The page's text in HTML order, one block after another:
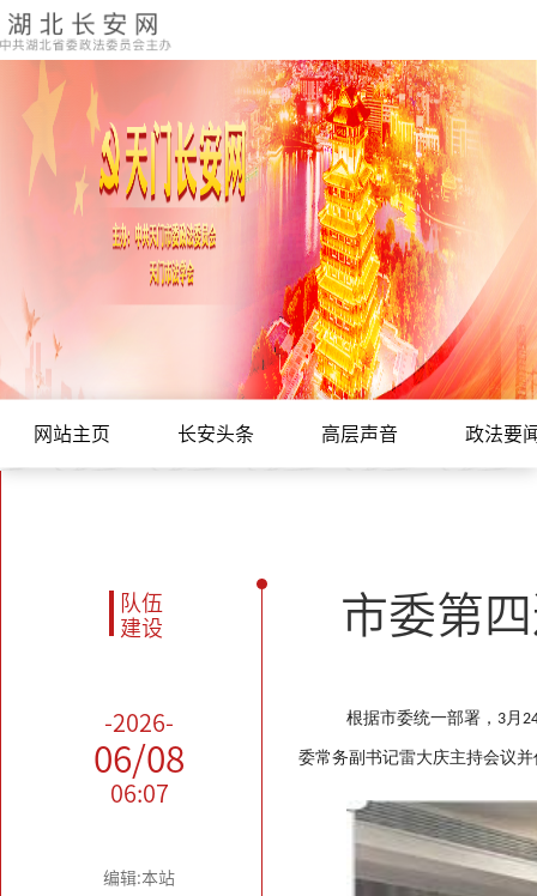
网站主页 长安头条 高层声音 政法要
队伍
建设
-2026-
06/08
06:07
编辑:本站
市委第
根据市委统一部署， 3月
委常务副书记雷大庆主持会议